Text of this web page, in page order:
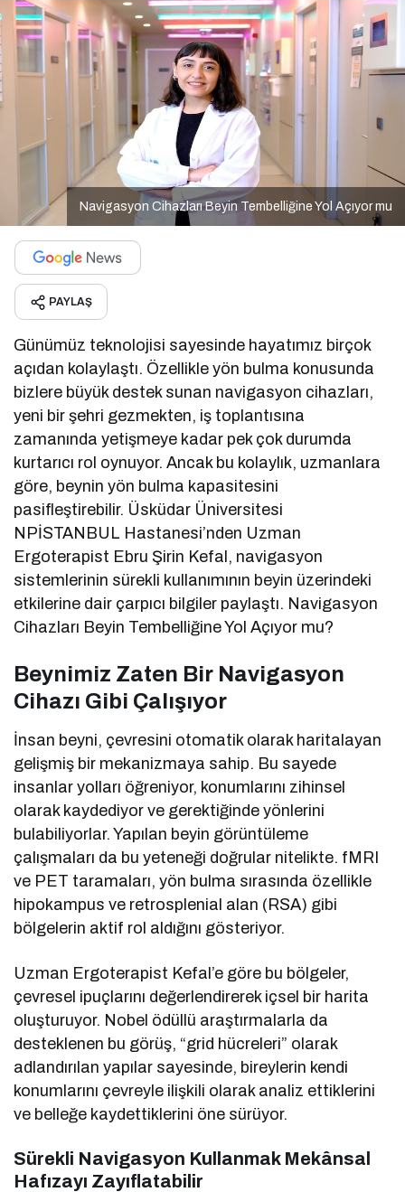
Navigasyon Cihazları Beyin Tembelliğine Yol Açıyor mu
PAYLAŞ
Günümüz teknolojisi sayesinde hayatımız birçok
açıdan kolaylaştı. Özellikle yön bulma konusunda
bizlere büyük destek sunan navigasyon cihazları,
yeni bir şehri gezmekten, iş toplantısına
zamanında yetişmeye kadar pek çok durumda
kurtarıcı rol oynuyor. Ancak bu kolaylık, uzmanlara
göre, beynin yön bulma kapasitesini
pasifleştirebilir. Üsküdar Üniversitesi
NPİSTANBUL Hastanesi’nden Uzman
Ergoterapist Ebru Şirin Kefal, navigasyon
sistemlerinin sürekli kullanımının beyin üzerindeki
etkilerine dair çarpıcı bilgiler paylaştı. Navigasyon
Cihazları Beyin Tembelliğine Yol Açıyor mu?
Beynimiz Zaten Bir Navigasyon
Cihazı Gibi Çalışıyor
İnsan beyni, çevresini otomatik olarak haritalayan
gelişmiş bir mekanizmaya sahip. Bu sayede
insanlar yolları öğreniyor, konumlarını zihinsel
olarak kaydediyor ve gerektiğinde yönlerini
bulabiliyorlar. Yapılan beyin görüntüleme
çalışmaları da bu yeteneği doğrular nitelikte. fMRI
ve PET taramaları, yön bulma sırasında özellikle
hipokampus ve retrosplenial alan (RSA) gibi
bölgelerin aktif rol aldığını gösteriyor.
Uzman Ergoterapist Kefal’e göre bu bölgeler,
çevresel ipuçlarını değerlendirerek içsel bir harita
oluşturuyor. Nobel ödüllü araştırmalarla da
desteklenen bu görüş, “grid hücreleri” olarak
adlandırılan yapılar sayesinde, bireylerin kendi
konumlarını çevreyle ilişkili olarak analiz ettiklerini
ve belleğe kaydettiklerini öne sürüyor.
Sürekli Navigasyon Kullanmak Mekânsal
Hafızayı Zayıflatabilir